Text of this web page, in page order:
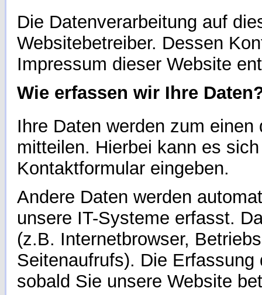
Die Datenverarbeitung auf
Websitebetreiber. Dessen
Impressum dieser Website
Wie erfassen wir Ihre
Ihre Daten werden zum
mitteilen. Hierbei kann es
Kontaktformular eingeben.
Andere Daten werden
unsere IT-Systeme erfasst.
(z.B. Internetbrowser,
Seitenaufrufs). Die
sobald Sie unsere Website